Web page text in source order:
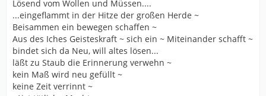
Lösend vom Wollen und Müssen....
...eingeflammt in der Hitze der großen Herde ~
Beisammen ein bewegen schaffen ~
Aus des Iches Geisteskraft ~ sich ein ~ Miteinander schafft ~
bindet sich da Neu, will altes lösen...
läßt zu Staub die Erinnerung verwehn ~
kein Maß wird neu gefüllt ~
keine Zeit verrinnt ~